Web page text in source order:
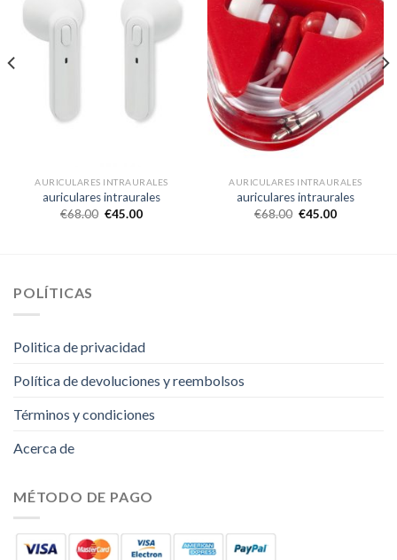
AURICULARES INTRAURALES
auriculares intraurales
€68.00 €45.00
AURICULARES INTRAURALES
auriculares intraurales
€68.00 €45.00
POLÍTICAS
Politica de privacidad
Política de devoluciones y reembolsos
Términos y condiciones
Acerca de
MÉTODO DE PAGO